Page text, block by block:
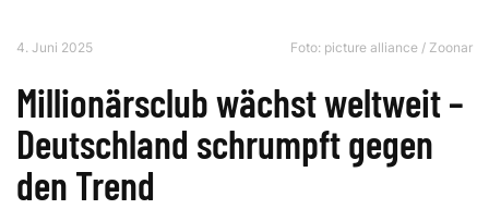
4. Juni 2025 Foto: picture alliance / Zoonar
Millionärsclub wächst weltweit –
Deutschland schrumpft gegen
den Trend